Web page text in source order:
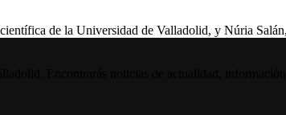
de la Universidad de Valladolid, y Núria